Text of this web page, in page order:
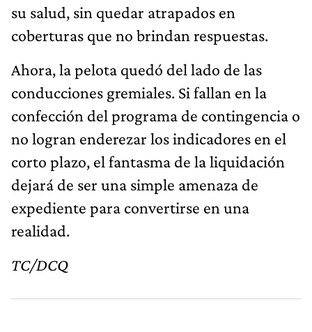
su salud, sin quedar atrapados en
coberturas que no brindan respuestas.
Ahora, la pelota quedó del lado de las
conducciones gremiales. Si fallan en la
confección del programa de contingencia o
no logran enderezar los indicadores en el
corto plazo, el fantasma de la liquidación
dejará de ser una simple amenaza de
expediente para convertirse en una
realidad.
TC/DCQ